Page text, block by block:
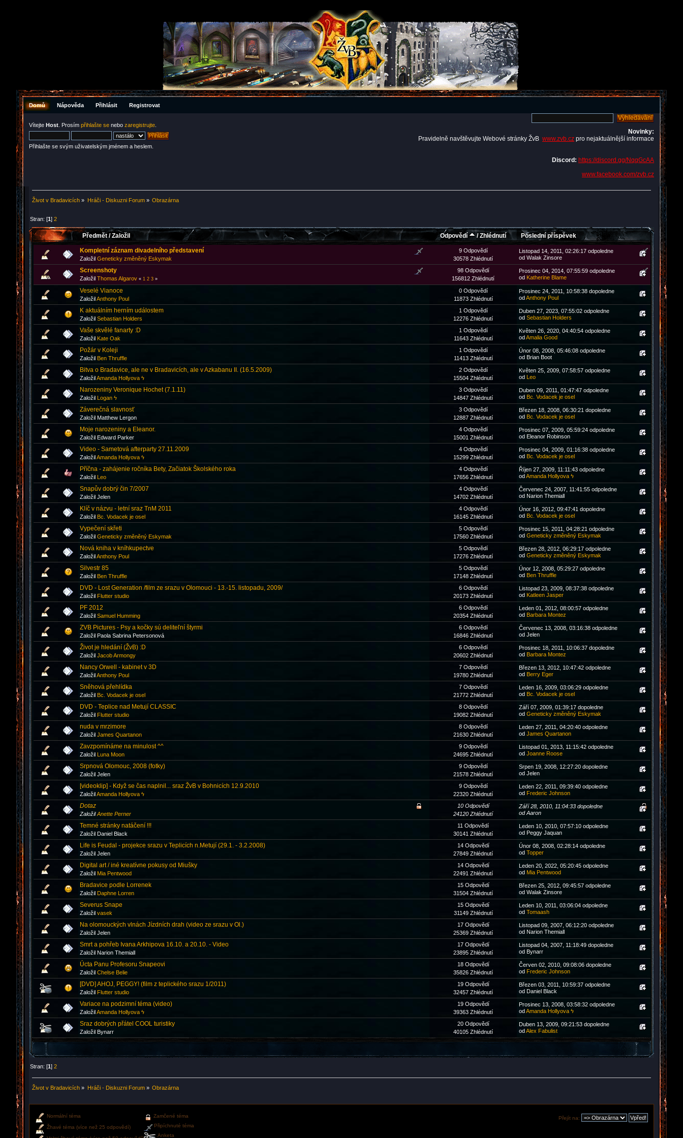
Domů Nápověda Přihlásit Registrovat
Vítejte Host . Prosím přihlašte se nebo zaregistrujte
Přihlašte se svým uživatelským jménem a heslem.
Novinky:
Pravidelně navštěvujte Webové stránky ŽvB www.zvb.cz pro nejaktuálnější informace
Discord: https://discord.gg/NqqGcAA
www.facebook.com/zvb.cz
Život v Bradavicích » Hráči - Diskuzni Forum» Obrazárna
Stran: [1]2
Předmět /Založil Odpovědí /Zhlédnutí Poslední příspěvek
Kompletní záznam divadelního představení
Založil Geneticky změněný Eskymak
9 Odpovědí
30578 Zhlédnutí
Listopad 14, 2011, 02:26:17 odpoledne
od Walak Zinsore
Screenshoty
Založil Thomas Algarov « 1 2 3 »
98 Odpovědí
156812 Zhlédnutí
Prosinec 04, 2014, 07:55:59 odpoledne
od Katherine Blame
Veselé Vianoce
ZaložilAnthony Poul
0 Odpovědí
11873 Zhlédnutí
Prosinec 24, 2011, 10:58:38 dopoledne
odAnthony Poul
K aktuálním herním událostem
Založil Sebastian Holders
1 Odpovědí
12276 Zhlédnutí
Duben 27, 2023, 07:55:02 odpoledne
od Sebastian Holders
Vaše skvělé fanarty :D
Založil Kate Oak
1 Odpovědí
11643 Zhlédnutí
Květen 26, 2020, 04:40:54 odpoledne
odAmalia Good
Požár v Koleji
Založil Ben Thruffle
1 Odpovědí
11413 Zhlédnutí
Únor 08, 2008, 05:46:08 odpoledne
od Brian Boot
Bitva o Bradavice, ale ne v Bradavicích, ale v Azkabanu II. (16.5.2009)
ZaložilAmanda Hollyova ϟ
2 Odpovědí
15504 Zhlédnutí
Květen 25, 2009, 07:58:57 odpoledne
od Leo
Narozeniny Veronique Hochet (7.1.11)
Založil Logan ϟ
3 Odpovědí
14847 Zhlédnutí
Duben 09, 2011, 01:47:47 odpoledne
od Bc. Vodacek je osel
Záverečná slavnosť
Založil Matthew Lergon
3 Odpovědí
12887 Zhlédnutí
Březen 18, 2008, 06:30:21 dopoledne
od Bc. Vodacek je osel
Moje narozeniny a Eleanor.
Založil Edward Parker
4 Odpovědí
15001 Zhlédnutí
Prosinec 07, 2009, 05:59:24 odpoledne
od Eleanor Robinson
Video - Sametová afterparty 27.11.2009
ZaložilAmanda Hollyova ϟ
4 Odpovědí
15299 Zhlédnutí
Prosinec 04, 2009, 01:16:38 odpoledne
od Bc. Vodacek je osel
Příčna - zahájenie ročníka Bety, Začiatok Školského roka
Založil Leo
4 Odpovědí
17656 Zhlédnutí
Říjen 27, 2009, 11:11:43 odpoledne
odAmanda Hollyova ϟ
Snapův dobrý čin 7/2007
Založil Jelen
4 Odpovědí
14702 Zhlédnutí
Červenec 24, 2007, 11:41:55 odpoledne
od Narion Themiall
Klíč v názvu - letní sraz TnM 2011
Založil Bc. Vodacek je osel
4 Odpovědí
16145 Zhlédnutí
Únor 16, 2012, 09:47:41 dopoledne
od Bc. Vodacek je osel
Vypečení skřeti
Založil Geneticky změněný Eskymak
5 Odpovědí
17560 Zhlédnutí
Prosinec 15, 2011, 04:28:21 odpoledne
od Geneticky změněný Eskymak
Nová kniha v kníhkupectve
ZaložilAnthony Poul
5 Odpovědí
17276 Zhlédnutí
Březen 28, 2012, 06:29:17 odpoledne
od Geneticky změněný Eskymak
Silvestr 85
Založil Ben Thruffle
5 Odpovědí
17148 Zhlédnutí
Únor 12, 2008, 05:29:27 odpoledne
od Ben Thruffle
DVD - Lost Generation /film ze srazu v Olomouci - 13.-15. listopadu, 2009/
Založil Flutter studio
6 Odpovědí
20173 Zhlédnutí
Listopad 23, 2009, 08:37:38 odpoledne
od Katleen Jasper
PF 2012
Založil Samuel Humming
6 Odpovědí
20354 Zhlédnutí
Leden 01, 2012, 08:00:57 odpoledne
od Barbara Montez
ZVB Pictures - Psy a kočky sú deliteľní štyrmi
Založil Paola Sabrina Petersonová
6 Odpovědí
16846 Zhlédnutí
Červenec 13, 2008, 03:16:38 odpoledne
od Jelen
Život je hledání (ŽvB) :D
Založil Jacob Armongy
6 Odpovědí
20602 Zhlédnutí
Prosinec 18, 2011, 10:06:37 dopoledne
od Barbara Montez
Nancy Orwell - kabinet v 3D
ZaložilAnthony Poul
7 Odpovědí
19780 Zhlédnutí
Březen 13, 2012, 10:47:42 odpoledne
od Berry Eger
Sněhová přehlídka
Založil Bc. Vodacek je osel
7 Odpovědí
21772 Zhlédnutí
Leden 16, 2009, 03:06:29 odpoledne
od Bc. Vodacek je osel
DVD - Teplice nad Metují CLASSIC
Založil Flutter studio
8 Odpovědí
19082 Zhlédnutí
Září 07, 2009, 01:39:17 dopoledne
od Geneticky změněný Eskymak
nuda v mrzimore
Založil James Quartanon
8 Odpovědí
21630 Zhlédnutí
Leden 27, 2011, 04:20:40 odpoledne
od James Quartanon
Zavzpomínáme na minulost ^^
Založil Luna Moon
9 Odpovědí
24695 Zhlédnutí
Listopad 01, 2013, 11:15:42 odpoledne
od Joanne Roose
Srpnová Olomouc, 2008 (fotky)
Založil Jelen
9 Odpovědí
21578 Zhlédnutí
Srpen 19, 2008, 12:27:20 dopoledne
od Jelen
[videoklip] - Když se čas naplnil... sraz ŽvB v Bohnicích 12.9.2010
ZaložilAmanda Hollyova ϟ
9 Odpovědí
22320 Zhlédnutí
Leden 22, 2011, 09:39:40 odpoledne
od Frederic Johnson
Dotaz
ZaložilAnette Perner
10 Odpovědí
24120 Zhlédnutí
Září 28, 2010, 11:04:33 dopoledne
od Aaron
Temné stránky natáčení !!!
Založil Daniel Black
11 Odpovědí
30141 Zhlédnutí
Leden 10, 2010, 07:57:10 odpoledne
od Peggy Jaquan
Life is Feudal - projekce srazu v Teplicích n.Metují (29.1. - 3.2.2008)
Založil Jelen
14 Odpovědí
27849 Zhlédnutí
Únor 08, 2008, 02:28:14 odpoledne
od Topper
Digital art / iné kreatívne pokusy od Miušky
Založil Mia Pentwood
14 Odpovědí
22491 Zhlédnutí
Leden 20, 2022, 05:20:45 odpoledne
od Mia Pentwood
Bradavice podle Lorrenek
Založil Daphne Lorren
15 Odpovědí
31504 Zhlédnutí
Březen 25, 2012, 09:45:57 odpoledne
od Walak Zinsore
Severus Snape
Založil vasek
15 Odpovědí
31149 Zhlédnutí
Leden 10, 2011, 03:06:04 odpoledne
od Tomaash
Na olomouckých vlnách Jízdních drah (video ze srazu v Ol.)
Založil Jelen
17 Odpovědí
25369 Zhlédnutí
Listopad 09, 2007, 06:12:20 odpoledne
od Narion Themiall
Smrt a pohřeb Ivana Arkhipova 16.10. a 20.10. - Video
Založil Narion Themiall
17 Odpovědí
23895 Zhlédnutí
Listopad 04, 2007, 11:18:49 dopoledne
od Bynarr
Úcta Panu Profesoru Snapeovi
Založil Chelse Belie
18 Odpovědí
35826 Zhlédnutí
Červen 02, 2010, 09:08:06 dopoledne
od Frederic Johnson
[DVD] AHOJ, PEGGY! (film z teplického srazu 1/2011)
Založil Flutter studio
19 Odpovědí
32457 Zhlédnutí
Březen 03, 2011, 10:59:37 odpoledne
od Daniel Black
Variace na podzimní téma (video)
ZaložilAmanda Hollyova ϟ
19 Odpovědí
39363 Zhlédnutí
Prosinec 13, 2008, 03:58:32 odpoledne
odAmanda Hollyova ϟ
Sraz dobrých přátel COOL turistiky
Založil Bynarr
20 Odpovědí
40105 Zhlédnutí
Duben 13, 2009, 09:21:53 dopoledne
odAlex Fabulist
Stran: [1]2
Život v Bradavicích » Hráči - Diskuzni Forum» Obrazárna
Přejít na:
Normální téma
Žhavé téma (více než 25 odpovědí)
Zamčené téma
Připíchnuté téma
Anketa